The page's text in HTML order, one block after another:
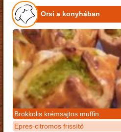
Orsi a konyhában
Brokkolis krémsajtos muffin
Epres-citromos frissítő